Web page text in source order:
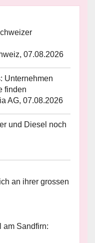
07.08.2026
Unternehmen
finden
AG, 07.08.2026
und Diesel noch
an ihrer grossen
am Sandfirn: